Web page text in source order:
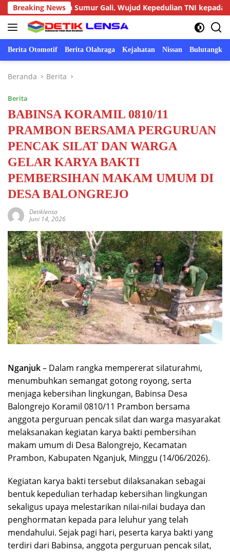
Langsung
ke
konten
Breaking News
Sumur Gali, Wujud Kepedulian TNI kepada Masyarakat
Berita Otomotif Berita Olahraga Kejahatan Nissan Bulutangkis
Beranda Berita
Berita
BABINSA KORAMIL 0810/11
PRAMBON BERSAMA PERGURUAN
PENCAK SILAT DAN WARGA
GELAR KARYA BAKTI
PEMBERSIHAN MAKAM UMUM DI
DESA BALONGREJO
Detiklensa
Juni 14, 2026
Nganjuk– Dalam rangka mempererat silaturahmi,
menumbuhkan semangat gotong royong, serta
menjaga kebersihan lingkungan, Babinsa Desa
Balongrejo Koramil 0810/11 Prambon bersama
anggota perguruan pencak silat dan warga masyarakat
melaksanakan kegiatan karya bakti pembersihan
makam umum di Desa Balongrejo, Kecamatan
Prambon, Kabupaten Nganjuk, Minggu (14/06/2026).
Kegiatan karya bakti tersebut dilaksanakan sebagai
bentuk kepedulian terhadap kebersihan lingkungan
sekaligus upaya melestarikan nilai-nilai budaya dan
penghormatan kepada para leluhur yang telah
mendahului. Sejak pagi hari, peserta karya bakti yang
terdiri dari Babinsa, anggota perguruan pencak silat,